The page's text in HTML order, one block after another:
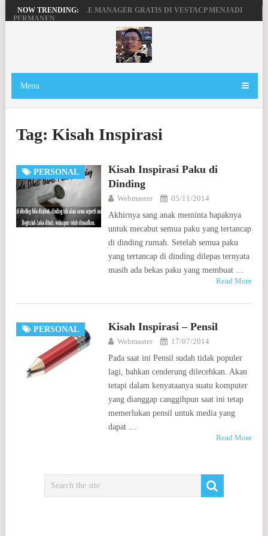
NOW TRENDING:
MENGAKTIFKAN FILE MANAGER GRATIS DI VESTACP MENJADI
PERMANEN
PENGERTIAN DOMAIN, SERVER DAN HOSTING
BEKERJA, BERMAIN DENGAN LAPTOP HP PAVILION X360
Menu
Tag: Kisah Inspirasi
PERSONAL
Kisah Inspirasi Paku di
Dinding
Webmaster
05/11/2014
Akhirnya sang anak meminta bapaknya
untuk mecabut semua paku yang tertancap
di dinding rumah. Setelah semua paku
yang tertancap di dinding dilepas ternyata
masih ada bekas paku yang membuat …
Read More
PERSONAL Kisah Inspirasi – Pensil
Webmaster
17/07/2014
Pada saat ini Pensil sudah tidak populer
lagi, bahkan cenderung dilecehkan. Akan
tetapi dalam kenyataanya suatu komputer
yang dianggap canggihpun saat ini tetap
memerlukan pensil untuk media yang
dapat …
Read More